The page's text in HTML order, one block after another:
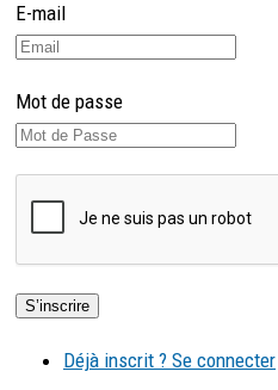
E-mail
Mot de passe
Déjà inscrit ? Se connecter